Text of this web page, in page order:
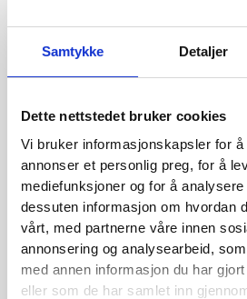
Samtykke Detaljer
Dette nettstedet bruker cookies
Vi bruker informasjonskapsler for å
annonser et personlig preg, for å
mediefunksjoner og for å
dessuten informasjon om hvordan
vårt, med partnerne våre innen
annonsering og analysearbeid,
med annen informasjon du har
eller som de har samlet inn
Pensjonsreformen – hva skjer nå?
– av direktør for næringspolitikk i
Pensjonsreformen – en av de
siden innføring av folketrygden
– av direktør for pensjon og ytelser
Pensjonsreformen – hva skjer nå?
– av daglig leder Norsk Pensjon
Hele invitasjonen kan du se her.